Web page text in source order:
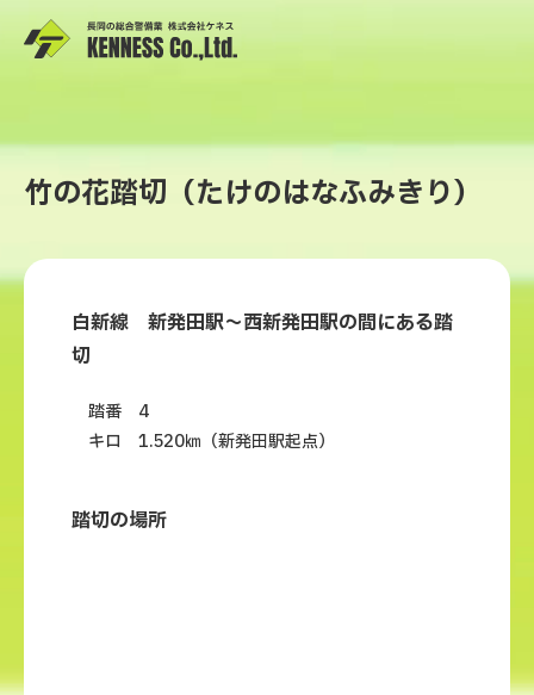
竹の花踏切（たけのはなふみきり）
白新線 新発田駅～西新発田駅の間にある踏
切
踏番 4
キロ 1.520㎞（新発田駅起点）
踏切の場所